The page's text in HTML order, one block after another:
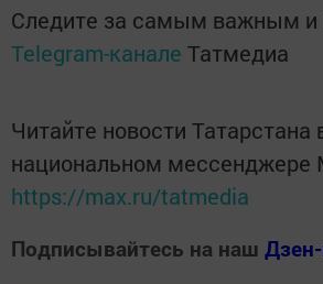
Следите за самым важным и
Telegram-канале Татмедиа
Читайте новости Татарстана
национальном мессенджере
https://max.ru/tatmedia
Подписывайтесь на наш